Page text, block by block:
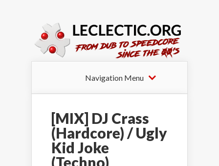
Navigation Menu
[MIX] DJ Crass
(Hardcore) / Ugly
Kid Joke
(Techno)